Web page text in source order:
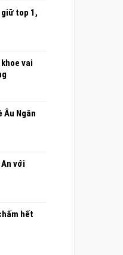
giữ top 1,
vai
Âu Ngân
với
hết